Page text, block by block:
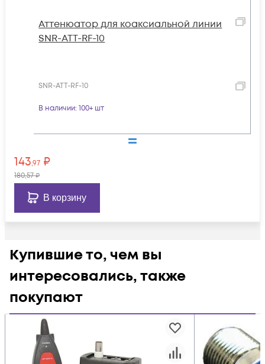
Аттенюатор для коаксиальной линии
SNR-ATT-RF-10
SNR-ATT-RF-10
В наличии: 100+ шт
143,97 ₽
180,57₽
В корзину
Купившие то, чем вы
интересовались, также
покупают